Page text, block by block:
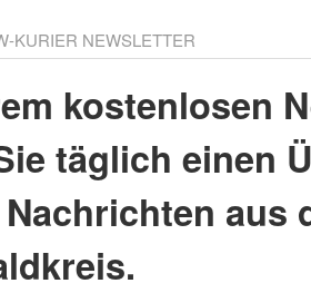
KURIER NEWSLETTER
kostenlosen
täglich einen
aus